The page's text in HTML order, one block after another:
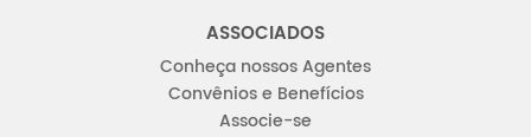
ASSOCIADOS
Conheça nossos Agentes
Convênios e Benefícios
Associe-se